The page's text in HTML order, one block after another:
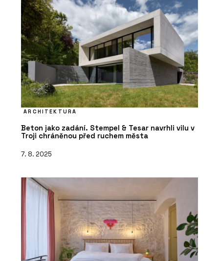
ARCHITEKTURA
Beton jako zadání. Stempel & Tesar navrhli vilu v
Troji chráněnou před ruchem města
7. 8. 2025